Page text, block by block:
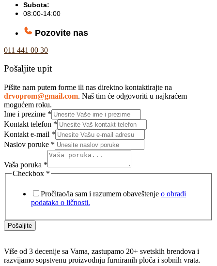
Subota:
08:00-14:00
Pozovite nas
011 441 00 30
Pošaljite upit
Pišite nam putem forme ili nas direktno kontaktirajte na
drvoprom@gmail.com. Naš tim će odgovoriti u najkraćem
mogućem roku.
Ime i prezime *
Kontakt telefon *
Kontakt e-mail *
Naslov poruke *
Vaša poruka *
Checkbox *
Pročitao/la sam i razumem obaveštenje o obradi
podataka o ličnosti.
Pošaljite
Više od 3 decenije sa Vama, zastupamo 20+ svetskih brendova i
razvijamo sopstvenu proizvodnju furniranih ploča i sobnih vrata.